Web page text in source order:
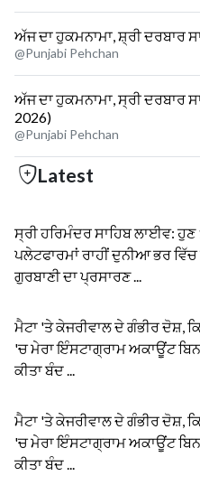
ਅੱਜ ਦਾ ਹੁਕਮਨਾਮਾ, ਸ਼੍ਰੀ ਦਰਬਾਰ
@Punjabi Pehchan
ਅੱਜ ਦਾ ਹੁਕਮਨਾਮਾ, ਸ੍ਰੀ ਦਰਬਾਰ
2026)
@Punjabi Pehchan
Latest
ਸ੍ਰੀ ਹਰਿਮੰਦਰ ਸਾਹਿਬ ਲਾਈਵ: ਹੁਣ
ਪਲੇਟਫਾਰਮਾਂ ਰਾਹੀਂ ਦੁਨੀਆ ਭਰ
ਗੁਰਬਾਣੀ ਦਾ ਪ੍ਰਸਾਰਣ ...
ਮੈਟਾ 'ਤੇ ਕੇਜਰੀਵਾਲ ਦੇ ਗੰਭੀਰ ਦੋਸ਼,
'ਚ ਮੇਰਾ ਇੰਸਟਾਗ੍ਰਾਮ ਅਕਾਊਂਟ
ਕੀਤਾ ਬੰਦ ...
ਮੈਟਾ 'ਤੇ ਕੇਜਰੀਵਾਲ ਦੇ ਗੰਭੀਰ ਦੋਸ਼,
'ਚ ਮੇਰਾ ਇੰਸਟਾਗ੍ਰਾਮ ਅਕਾਊਂਟ
ਕੀਤਾ ਬੰਦ ...